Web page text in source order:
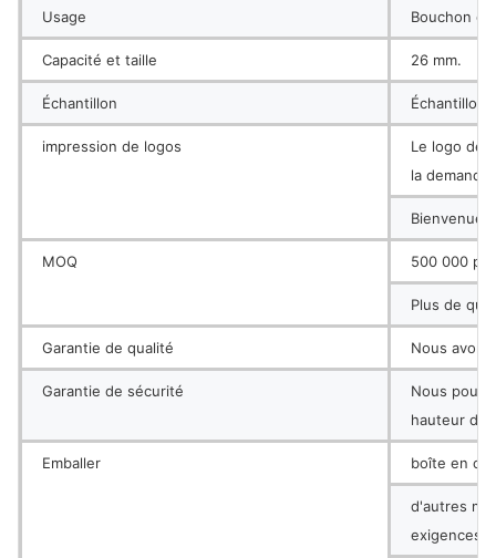
Usage Bouchon
Capacité et taille 26 mm.
Échantillon Échantillon
impression de logos
Le logo de
la
Bienvenue
MOQ 500 000
Plus de
Garantie de qualité Nous
Garantie de sécurité
Nous
hauteur de
Emballer boîte en
d'autres
exigences.